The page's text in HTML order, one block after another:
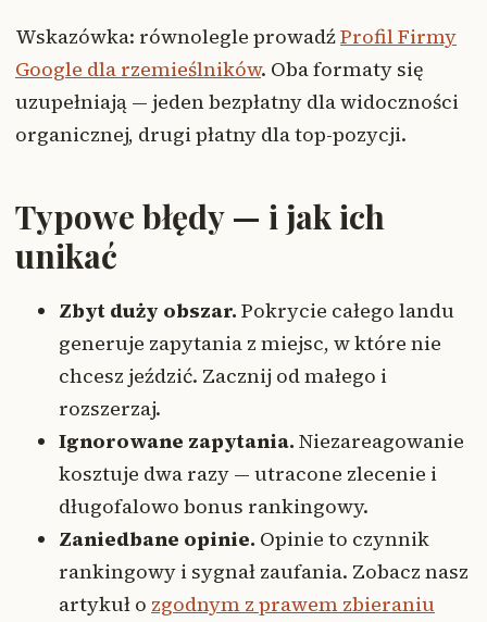
Wskazówka: równolegle prowadźProfil Firmy
Google dla rzemieślników. Oba formaty się
uzupełniają — jeden bezpłatny dla widoczności
organicznej, drugi płatny dla top-pozycji.
Typowe błędy — i jak ich
unikać
Zbyt duży obszar. Pokrycie całego landu
generuje zapytania z miejsc, w które nie
chcesz jeździć. Zacznij od małego i
rozszerzaj.
Ignorowane zapytania. Niezareagowanie
kosztuje dwa razy — utracone zlecenie i
długofalowo bonus rankingowy.
Zaniedbane opinie. Opinie to czynnik
rankingowy i sygnał zaufania. Zobacz nasz
artykuł o zgodnym z prawem zbieraniu